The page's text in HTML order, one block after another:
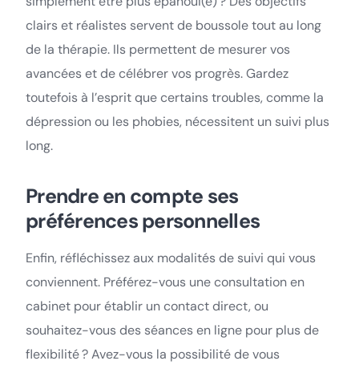
clairs et réalistes servent de boussole tout au long
de la thérapie. Ils permettent de mesurer vos
avancées et de célébrer vos progrès. Gardez
toutefois à l’esprit que certains troubles, comme la
dépression ou les phobies, nécessitent un suivi plus
long.
Prendre en compte ses
préférences personnelles
Enfin, réfléchissez aux modalités de suivi qui vous
conviennent. Préférez-vous une consultation en
cabinet pour établir un contact direct, ou
souhaitez-vous des séances en ligne pour plus de
flexibilité ? Avez-vous la possibilité de vous